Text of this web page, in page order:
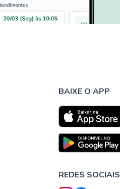
BAIXE O APP
REDES SOCIAIS